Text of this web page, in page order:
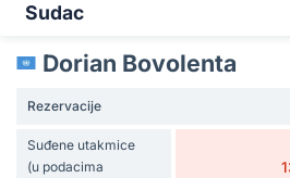
Sudac
Dorian Bovolenta
Rezervacije
Suđene utakmice
(u podacima